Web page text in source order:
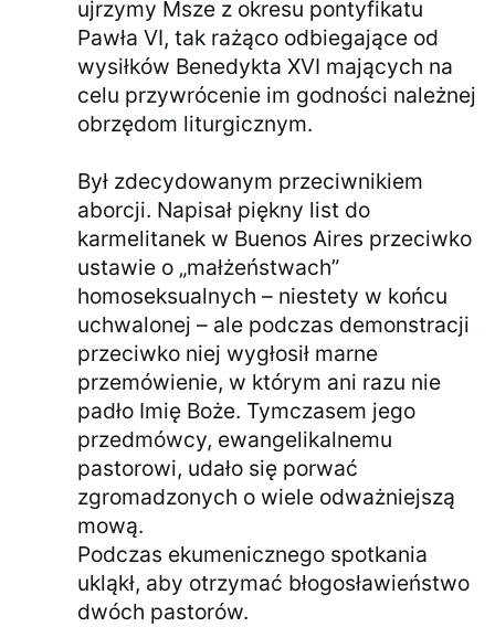
ujrzymy Msze z okresu pontyfikatu
Pawła VI, tak rażąco odbiegające od
wysiłków Benedykta XVI mających na
celu przywrócenie im godności należnej
obrzędom liturgicznym.
Był zdecydowanym przeciwnikiem
aborcji. Napisał piękny list do
karmelitanek w Buenos Aires przeciwko
ustawie o „małżeństwach”
homoseksualnych – niestety w końcu
uchwalonej – ale podczas demonstracji
przeciwko niej wygłosił marne
przemówienie, w którym ani razu nie
padło Imię Boże. Tymczasem jego
przedmówcy, ewangelikalnemu
pastorowi, udało się porwać
zgromadzonych o wiele odważniejszą
mową.
Podczas ekumenicznego spotkania
ukląkł, aby otrzymać błogosławieństwo
dwóch pastorów.